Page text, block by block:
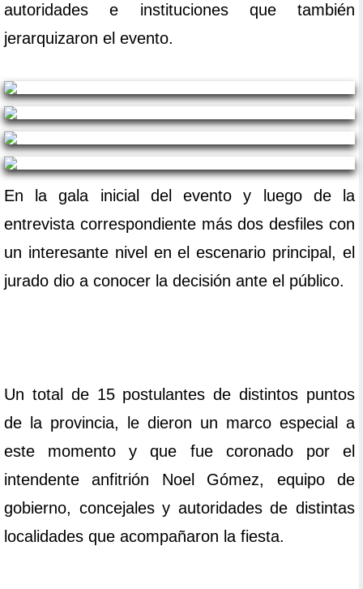
autoridades e instituciones que también
jerarquizaron el evento.
En la gala inicial del evento y luego de la
entrevista correspondiente más dos desfiles con
un interesante nivel en el escenario principal, el
jurado dio a conocer la decisión ante el público.
Un total de 15 postulantes de distintos puntos
de la provincia, le dieron un marco especial a
este momento y que fue coronado por el
intendente anfitrión Noel Gómez, equipo de
gobierno, concejales y autoridades de distintas
localidades que acompañaron la fiesta.